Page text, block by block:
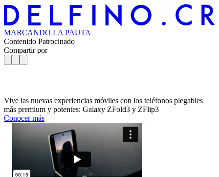
MARCANDO LA PAUTA
Contenido Patrocinado
Compartir por
Vive las nuevas experiencias móviles con los teléfonos plegables
más premium y potentes: Galaxy ZFold3 y ZFlip3
Conocer más